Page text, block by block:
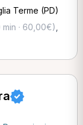
Terme (PD)
min · 60,00€)